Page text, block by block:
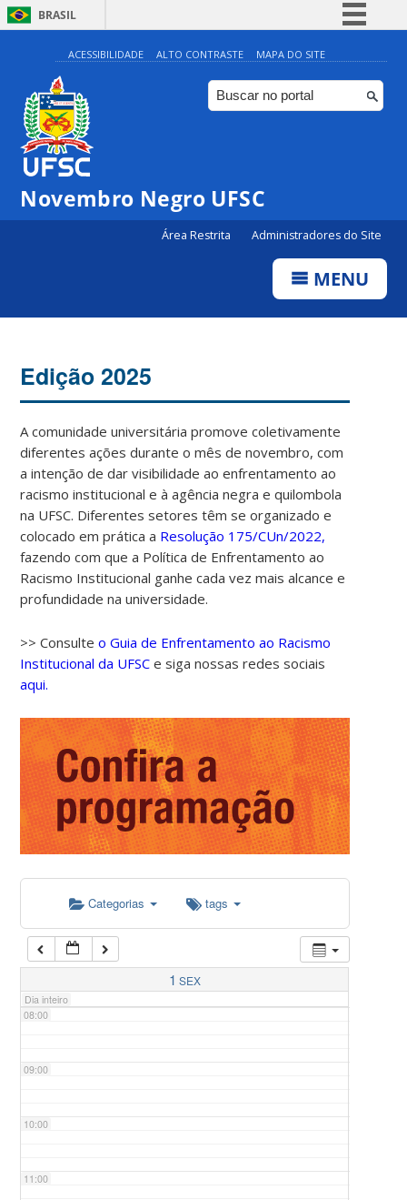
BRASIL
Simplifique!
Comunica BR
Participe
ACESSIBILIDADE ALTO CONTRASTE MAPA DO SITE
Novembro Negro UFSC
Área Restrita Administradores do Site
MENU
Edição 2025
A comunidade universitária promove coletivamente
diferentes ações durante o mês de novembro, com
a intenção de dar visibilidade ao enfrentamento ao
racismo institucional e à agência negra e quilombola
na UFSC. Diferentes setores têm se organizado e
colocado em prática a Resolução 175/CUn/2022,
fazendo com que a Política de Enfrentamento ao
Racismo Institucional ganhe cada vez mais alcance e
profundidade na universidade.
>> Consulteo Guia de Enfrentamento ao Racismo
Institucional da UFSC e siga nossas redes sociais
aqui.
Categorias tags
1 SEX
Dia inteiro
00:00
02:00
03:00
04:00
05:00
07:00
08:00
09:00
10:00
11:00